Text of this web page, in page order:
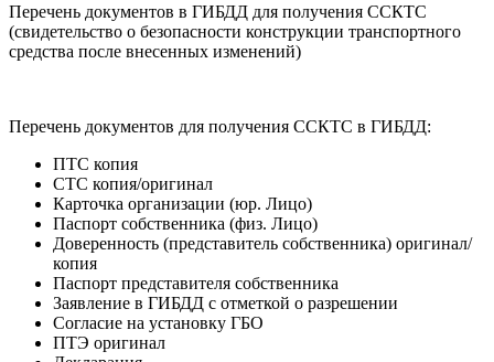
Перечень документов в ГИБДД для получения ССКТС
(свидетельство о безопасности конструкции транспортного
средства после внесенных изменений)
Перечень документов для получения ССКТС в ГИБДД:
ПТС копия
СТС копия/оригинал
Карточка организации (юр. Лицо)
Паспорт собственника (физ. Лицо)
Доверенность (представитель собственника) оригинал/
копия
Паспорт представителя собственника
Заявление в ГИБДД с отметкой о разрешении
Согласие на установку ГБО
ПТЭ оригинал